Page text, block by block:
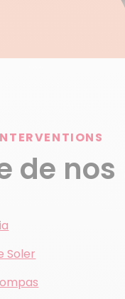
de nos
Soler